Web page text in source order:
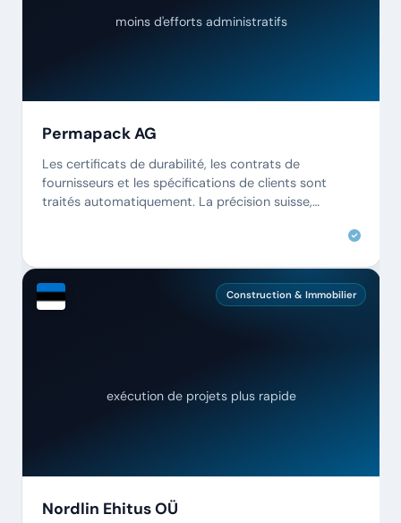
moins d'efforts administratifs
Permapack AG
Les certificats de durabilité, les contrats de
fournisseurs et les spécifications de clients sont
traités automatiquement. La précision suisse,
Construction & Immobilier
exécution de projets plus rapide
Nordlin Ehitus OÜ